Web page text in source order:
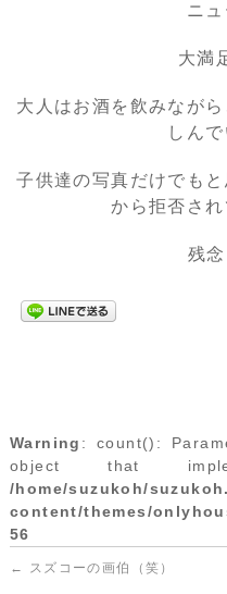
ニュ
大満
大人はお酒を飲みなが
しんで
子供達の写真だけでも
から拒否され
残念
Warning : count():
object that
/home/suzukoh/
content/themes/
56
← スズコーの画伯（笑）